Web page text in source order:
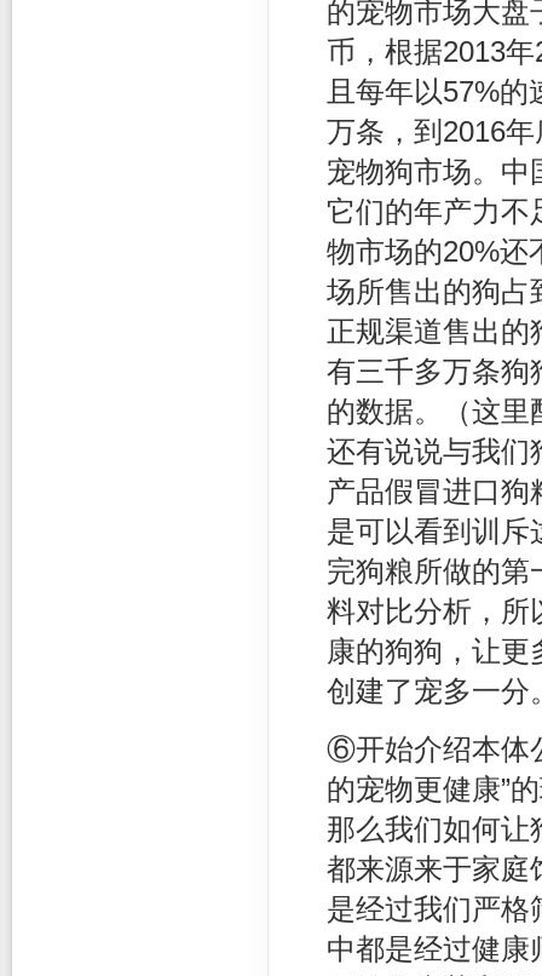
的宠物市场大盘
币，根据2013
且每年以57%
万条，到2016
宠物狗市场。中
它们的年产力不
物市场的20%还
场所售出的狗占
正规渠道售出的
有三千多万条狗
的数据。（这里
还有说说与我们
产品假冒进口狗
是可以看到训斥
完狗粮所做的第
料对比分析，所
康的狗狗，让
创建了宠多一分
⑥开始介绍本体
的宠物更健康”
那么我们如何让
都来源来于家庭
是经过我们严格
中都是经过健康